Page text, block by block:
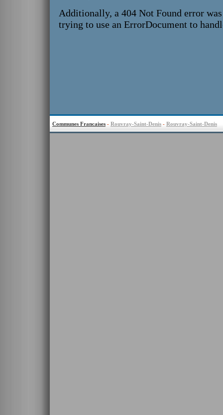
Communes Francaises - Rouvray-Saint-Denis - Rouvray-Saint-Denis